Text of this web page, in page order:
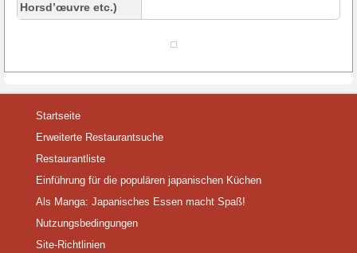
Horsd’œuvre etc.)
Startseite
Erweiterte Restaurantsuche
Restaurantliste
Einführung für die populären japanischen Küchen
Als Manga: Japanisches Essen macht Spaß!
Nutzungsbedingungen
Site-Richtlinien